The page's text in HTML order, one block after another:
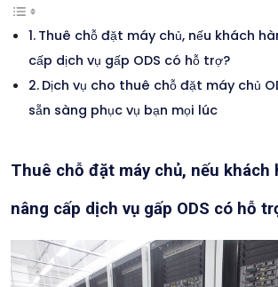
Thuê chỗ đặt máy chủ, nếu khách
cấp dịch vụ gấp ODS có hỗ trợ?
Dịch vụ cho thuê chỗ đặt máy chủ
sẵn sàng phục vụ bạn mọi lúc
Thuê chỗ đặt máy chủ, nếu khách
nâng cấp dịch vụ gấp ODS có hỗ